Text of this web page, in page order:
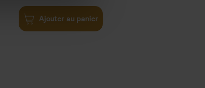
Ajouter au panier